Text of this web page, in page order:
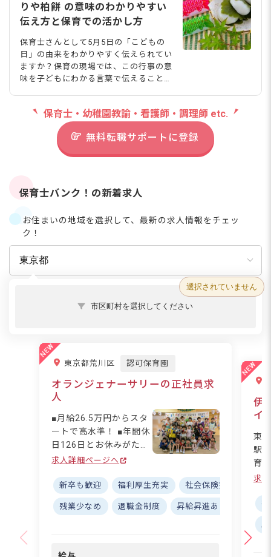
りや柏餅 の意味のわかりやすい
伝え方と保育での活かし方
保育士さんとして5月5日の「こどもの
日」の由来をわかりやすく伝えられてい
ますか？保育の現場では、この行事の意
味を子どもにわかる言葉で伝えることが
子どもや保護者への伝え方例、製作のア
イデアまで、わかりやすく解説します。
こどもの日とは？保育士さんが子どもに
伝えたい由来 こどもの日は、日本古来
は、こどもの日を迎えるにあたって、由
来をわかりやすく伝えたいですね。 ま
の基本的な由来を理解しましょう。
「端午の節句」とは 古来
保育士・幼稚園教諭・看護師・調理師 etc.
無料転職サポートに登録
保育士バンク！の新着求人
お住まいの地域を選択して、最新の求人情報をチェッ
ク！
選択されていません
市区町村を選択してください
東京都荒川区 認可保育園
オランジェナーサリーの正社員求
人
■月給26.5万円からスタ
ートで高水準！ ■年間休
日126日とお休みがたっ
ぷり♪ ■残業なしでプラ
■駅から徒歩5分で毎日
の通勤がラクラク！ ー
ー【子どもたちと丁寧に
オランジェナーサリー
求人詳細ページへ
新卒も歓迎 福利厚生充実 社会保険完備 寮
残業少なめ 退職金制度 昇給昇進あり 研修
伊
イ
東
駅
育
し
フ
や
し
求